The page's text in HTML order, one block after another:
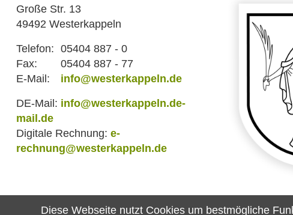
Große Str. 13
49492 Westerkappeln
Telefon: 05404 887 - 0
Fax:
05404 887 - 77
E-Mail:
info@westerkappeln.de
DE-Mail: info@westerkappeln.de-
mail.de
Digitale Rechnung: e-
rechnung@westerkappeln.de
Diese Webseite nutzt Cookies um bestmögliche